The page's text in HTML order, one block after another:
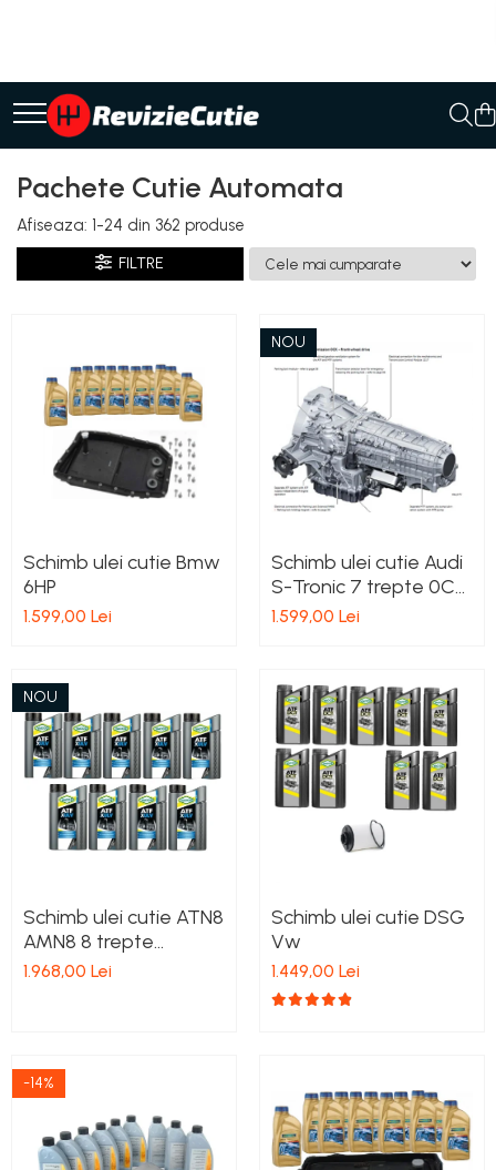
Ulei cutie automata
Filtre cutii automate
Pachete Cutie Automata
Afiseaza: 1-24 din 362 produse
FILTRE
Schimb ulei cutie Bmw
6HP
1.599,00 Lei
NOU
Schimb ulei cutie Audi
S-Tronic 7 trepte 0CK
0CJ
1.599,00 Lei
NOU
Schimb ulei cutie ATN8
AMN8 8 trepte
Peugeot
1.968,00 Lei
Schimb ulei cutie DSG
Vw
1.449,00 Lei
-14%